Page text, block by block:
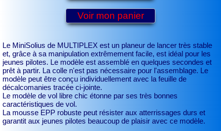
Voir mon panier
Le MiniSolius de MULTIPLEX est un planeur de lancer très stable
et, grâce à sa manipulation extrêmement facile, est idéal pour les
jeunes pilotes. Le modèle est assemblé en quelques secondes et
prêt à partir. La colle n'est pas nécessaire pour l'assemblage. Le
modèle peut être conçu individuellement avec la feuille de
décalcomanies tracée ci-jointe.
Le modèle de vol libre chic étonne par ses très bonnes
caractéristiques de vol.
La mousse EPP robuste peut résister aux atterrissages durs et
garantit aux jeunes pilotes beaucoup de plaisir avec ce modèle.